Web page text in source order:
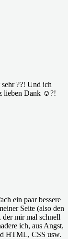
??! Und ich
lieben Dank ☺️?!
ein paar bessere
Seite (also den
der mir mal schnell
ich, aus Angst,
HTML, CSS usw.